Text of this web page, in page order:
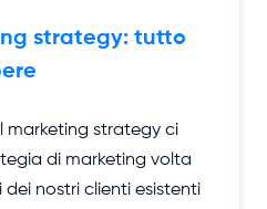
strategy: tutto
marketing strategy ci
di marketing volta
nostri clienti esistenti